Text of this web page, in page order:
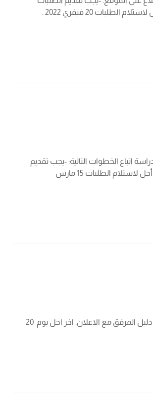
مباشرة عبر الموقع: https://tbbs.turkiyeburslari.gov.tr/ -ولتفاصيل أكثر يمكن الاطلاع على الموقع الالكتروني: https://turkiyeburslari.gov.tr/ -كما حدد آخر أجل لاستلام الطلبات 20 فيفري 2022 .
في التسجيل للدراسة اتباع الخطوات التالية: -يجب تقديم
الطلبات مباشرة عبر الموقع: https://studyinromania.gov.ro/ -او عن طريق موقع قسم المنح لدولة رومانيا: http://www.mae.ro/en/node/2882 -كما حدد آخر أجل لاستلام الطلبات 15 مارس
منحة اذربجان دعوة الى التسجيل للدراسة في الجامعات الأذربجانية لفائدة الطلبة الجزائريين(ماستر+دكتوراه+الطب). على الطلبة الراغبين في التسجيل الاطلاع على دليل المرفق مع الاعلان. اخر اجل يوم 20